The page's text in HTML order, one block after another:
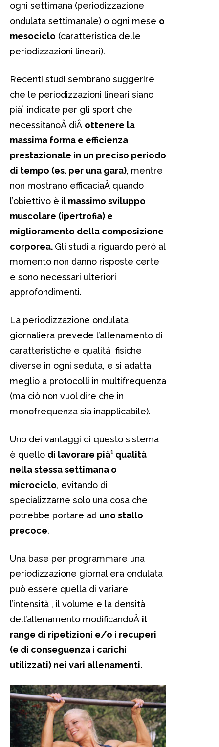
ogni settimana (periodizzazione
ondulata settimanale) o ogni mese o
mesociclo (caratteristica delle
periodizzazioni lineari).
Recenti studi sembrano suggerire
che le periodizzazioni lineari siano
pià¹ indicate per gli sport che
necessitanoÂ diÂ ottenere la
massima forma e efficienza
prestazionale in un preciso periodo
di tempo (es. per una gara), mentre
non mostrano efficaciaÂ quando
l’obiettivo è il massimo sviluppo
muscolare (ipertrofia) e
miglioramento della composizione
corporea. Gli studi a riguardo però al
momento non danno risposte certe
e sono necessari ulteriori
approfondimenti.
La periodizzazione ondulata
giornaliera prevede l’allenamento di
caratteristiche e qualità fisiche
diverse in ogni seduta, e si adatta
meglio a protocolli in multifrequenza
(ma ciò non vuol dire che in
monofrequenza sia inapplicabile).
Uno dei vantaggi di questo sistema
è quello di lavorare pià¹ qualità
nella stessa settimana o
microciclo, evitando di
specializzarne solo una cosa che
potrebbe portare ad uno stallo
precoce.
Una base per programmare una
periodizzazione giornaliera ondulata
può essere quella di variare
l’intensità , il volume e la densità
dell’allenamento modificandoÂ il
range di ripetizioni e/o i recuperi
(e di conseguenza i carichi
utilizzati) nei vari allenamenti.